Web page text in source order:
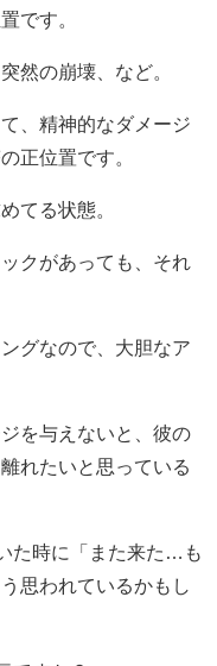
です。
然の崩壊、など。
、精神的なダメージ
正位置です。
てる状態。
クがあっても、それ
グなので、大胆なア
を与えないと、彼の
れたいと思っている
た時に「また来た…も
思われているかもし